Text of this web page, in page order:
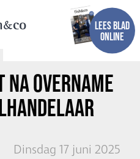
co
LEES BLAD
ONLINE
NA OVERNAME
Dinsdag 17 juni 2025